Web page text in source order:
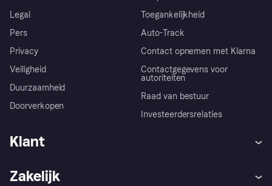
Legal
Pers
Privacy
Veiligheid
Duurzaamheid
Doorverkopen
Toegankelijkheid
Auto-Track
Contact opnemen met Klarna
Contactgegevens voor
autoriteiten
Raad van bestuur
Investeerdersrelaties
Klant
Zakelijk